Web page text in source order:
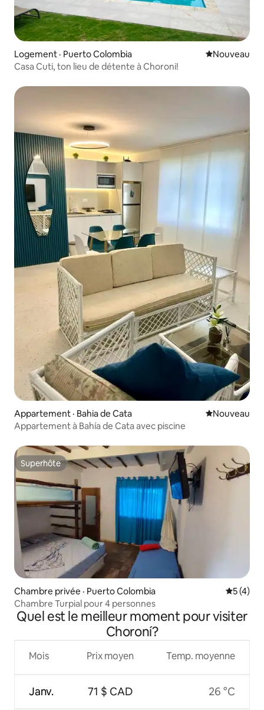
Logement · Puerto Colombia Nouvel
Nouveau
Casa Cuti, ton lieu de détente à Choroni!
Appartement · Bahia de Cata Nouvel
Nouveau
Appartement à Bahía de Cata avec piscine
Superhôte
Superhôte
Chambre privée · Puerto Colombia Note
5 (4)
Chambre Turpial pour 4 personnes
Quel est le meilleur moment pour visiter
Choroní?
Mois
Janv.
Prix moyen
71 $ CAD
Temp. moyenne
26 °C